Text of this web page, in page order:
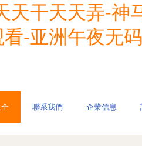
天干天天弄-神
-亚洲午夜无
聯系我們 企業信息